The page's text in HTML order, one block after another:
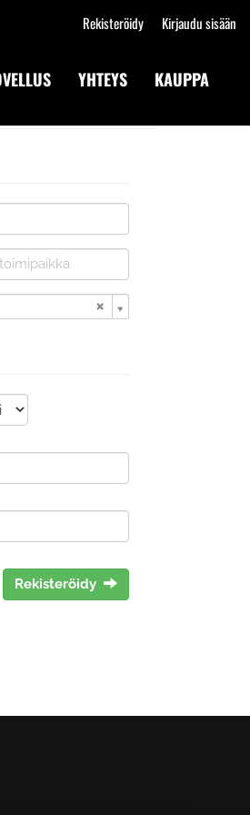
Rekisteröidy Kirjaudu sisään
YHTEYS KAUPPA
Rekisteröidy